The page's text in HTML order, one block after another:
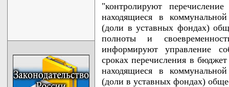
"контролируют
находящиеся в
(доли в уставных фондах)
полноты и
информируют управление
сроках перечисления в
находящиеся в
(доли в уставных фондах)